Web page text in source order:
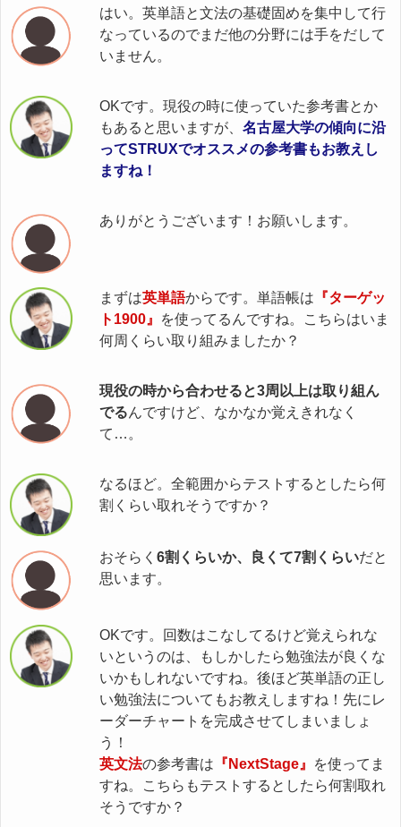
はい。英単語と文法の基礎固めを集中して行
なっているのでまだ他の分野には手をだして
いません。
OKです。現役の時に使っていた参考書とか
もあると思いますが、 名古屋大学の傾向に沿
ってSTRUXでオススメの参考書もお教えし
ますね！
ありがとうございます！お願いします。
まずは英単語からです。単語帳は 『ターゲッ
ト1900』
を使ってるんですね。こちらはいま
何周くらい取り組みましたか？
現役の時から合わせると3周以上は取り組ん
でるんですけど、なかなか覚えきれなく
て…。
なるほど。全範囲からテストするとしたら何
割くらい取れそうですか？
おそらく 6割くらいか、良くて7割くらいだと
思います。
OKです。回数はこなしてるけど覚えられな
いというのは、もしかしたら勉強法が良くな
いかもしれないですね。後ほど英単語の正し
い勉強法についてもお教えしますね！先にレ
ーダーチャートを完成させてしまいましょ
う！
英文法の参考書は 『NextStage』
を使ってま
すね。こちらもテストするとしたら何割取れ
そうですか？